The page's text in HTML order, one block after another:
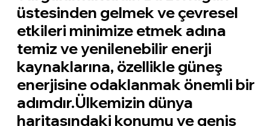
üstesinden gelmek ve çevresel
etkileri minimize etmek adına
temiz ve yenilenebilir enerji
kaynaklarına, özellikle güneş
enerjisine odaklanmak önemli bir
adımdır.Ülkemizin dünya
haritasındaki konumu ve geniş